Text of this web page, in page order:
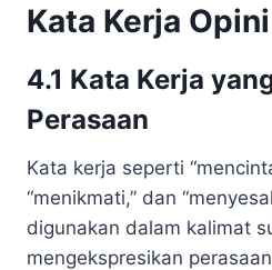
Kata Kerja Opini
4.1 Kata Kerja
Perasaan
Kata kerja seperti
“menikmati,” dan
digunakan dalam kalimat
mengekspresikan